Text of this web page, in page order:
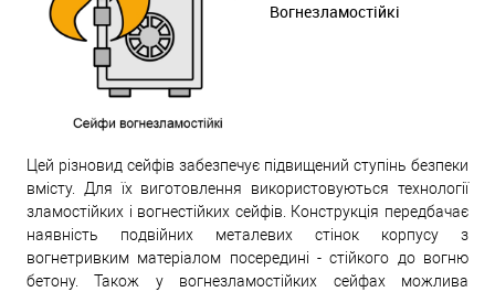
Вогнезламостійкі
Цей різновид сейфів забезпечує підвищений ступінь безпеки
вмісту. Для їх виготовлення використовуються технології
зламостійких і вогнестійких сейфів. Конструкція передбачає
наявність подвійних металевих стінок корпусу з
вогнетривким матеріалом посередині - стійкого до вогню
бетону. Також у вогнезламостійких сейфах можлива